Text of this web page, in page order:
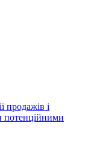
продажів і
потенційними